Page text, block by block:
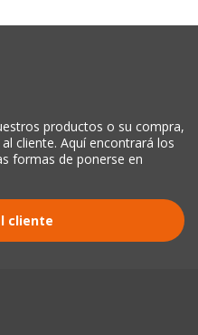
productos o su compra,
cliente. Aquí encontrará los
formas de ponerse en
cliente